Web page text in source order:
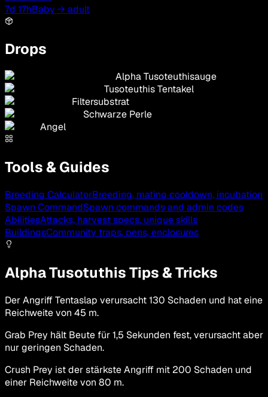
7d 17hBaby → adult
Drops
Alpha Tusoteuthisauge
Tusoteuthis Tentakel
Filtersubstrat
Schwarze Perle
Angel
Tools & Guides
Breeding CalculatorBreeding, mating cooldown, incubation
Spawn CommandSpawn commands and admin codes
AbilitiesAttacks, harvest specs, unique skills
BuildingsCommunity traps, pens, enclosures
Alpha Tusotuthis Tips & Tricks
Der Angriff Tentaslap verursacht 130 Schaden und hat eine
Reichweite von 45 m.
Grab Prey hält Beute für 1,5 Sekunden fest, verursacht aber
nur geringen Schaden.
Crush Prey ist der stärkste Angriff mit 200 Schaden und
einer Reichweite von 80 m.